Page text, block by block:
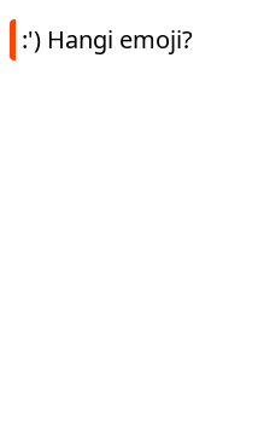
:') Hangi emoji?